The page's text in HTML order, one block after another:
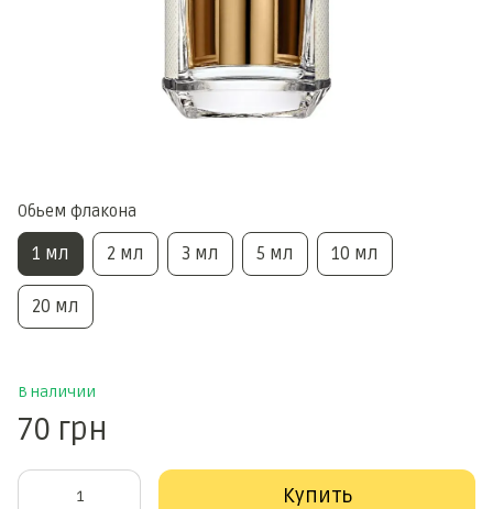
Обьем флакона
1 мл 2 мл 3 мл 5 мл 10 мл
20 мл
В наличии
70 грн
Купить